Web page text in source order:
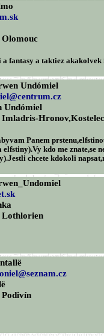
Olomouc
a fantasy a taktiez
Undómiel
Undómiel
Imladris-
Panem
kdo me znate,se
chcete kdokoli
Lothlorien
Podivín